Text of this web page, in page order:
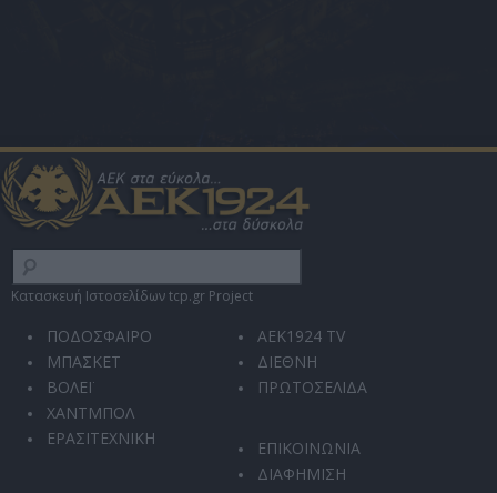
Κατασκευή Ιστοσελίδων tcp.gr Project
ΠΟΔΟΣΦΑΙΡΟ
ΜΠΑΣΚΕΤ
ΒΟΛΕΪ
ΧΑΝΤΜΠΟΛ
ΕΡΑΣΙΤΕΧΝΙΚΗ
AEK1924 TV
ΔΙΕΘΝΗ
ΠΡΩΤΟΣΕΛΙΔΑ
ΕΠΙΚΟΙΝΩΝΙΑ
ΔΙΑΦΗΜΙΣΗ